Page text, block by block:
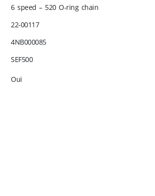
6 speed – 520 O-ring chain
22-00117
4NB000085
SEF500
Oui